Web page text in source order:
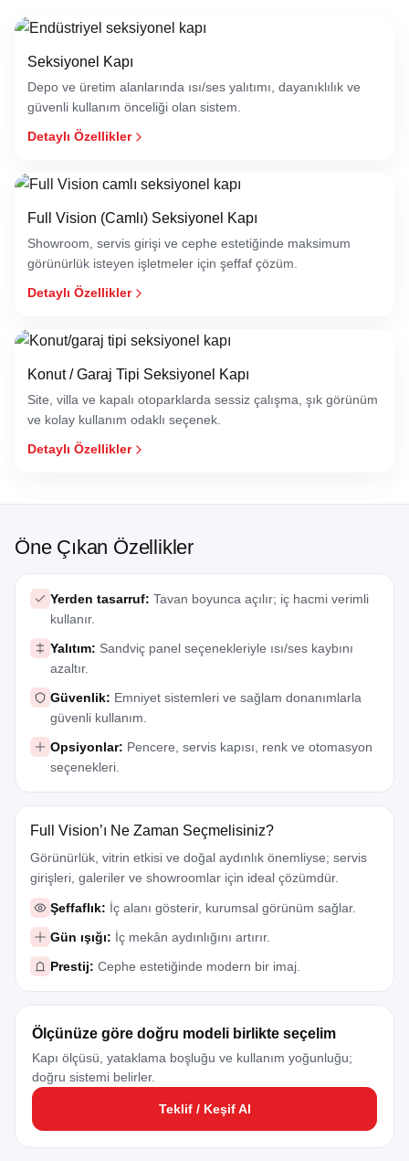
Seksiyonel Kapı
Depo ve üretim alanlarında ısı/ses yalıtımı, dayanıklılık ve
güvenli kullanım önceliği olan sistem.
Detaylı Özellikler
Full Vision (Camlı) Seksiyonel Kapı
Showroom, servis girişi ve cephe estetiğinde maksimum
görünürlük isteyen işletmeler için şeffaf çözüm.
Detaylı Özellikler
Konut / Garaj Tipi Seksiyonel Kapı
Site, villa ve kapalı otoparklarda sessiz çalışma, şık görünüm
ve kolay kullanım odaklı seçenek.
Detaylı Özellikler
Öne Çıkan Özellikler
Yerden tasarruf: Tavan boyunca açılır; iç hacmi verimli
kullanır.
Yalıtım: Sandviç panel seçenekleriyle ısı/ses kaybını
azaltır.
Güvenlik: Emniyet sistemleri ve sağlam donanımlarla
güvenli kullanım.
Opsiyonlar: Pencere, servis kapısı, renk ve otomasyon
seçenekleri.
Full Vision’ı Ne Zaman Seçmelisiniz?
Görünürlük, vitrin etkisi ve doğal aydınlık önemliyse; servis
girişleri, galeriler ve showroomlar için ideal çözümdür.
Şeffaflık: İç alanı gösterir, kurumsal görünüm sağlar.
Gün ışığı: İç mekân aydınlığını artırır.
Prestij: Cephe estetiğinde modern bir imaj.
Ölçünüze göre doğru modeli birlikte seçelim
Kapı ölçüsü, yataklama boşluğu ve kullanım yoğunluğu;
doğru sistemi belirler.
Teklif / Keşif Al